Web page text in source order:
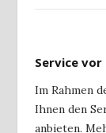
Service
Im Rahmen
Ihnen den
anbieten.